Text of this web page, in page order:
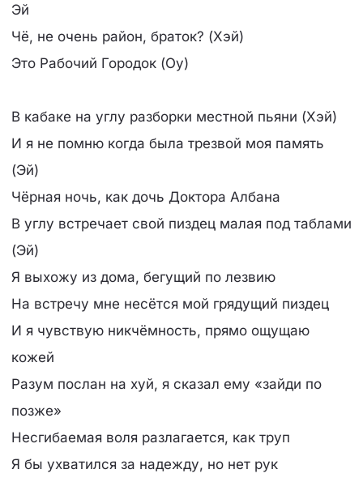
Эй
Чё, не очень район, браток? (Хэй)
Это Рабочий Городок (Оу)
В кабаке на углу разборки местной пьяни (Хэй)
И я не помню когда была трезвой моя память
(Эй)
Чёрная ночь, как дочь Доктора Албана
В углу встречает свой пиздец малая под таблами
(Эй)
Я выхожу из дома, бегущий по лезвию
На встречу мне несётся мой грядущий пиздец
И я чувствую никчёмность, прямо ощущаю
кожей
Разум послан на хуй, я сказал ему «зайди по
позже»
Несгибаемая воля разлагается, как труп
Я бы ухватился за надежду, но нет рук